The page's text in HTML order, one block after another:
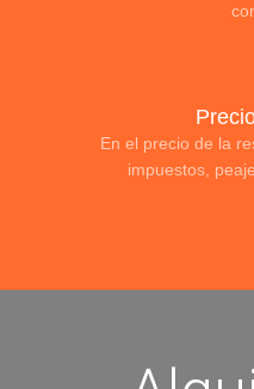
En el precio de la
impuestos,